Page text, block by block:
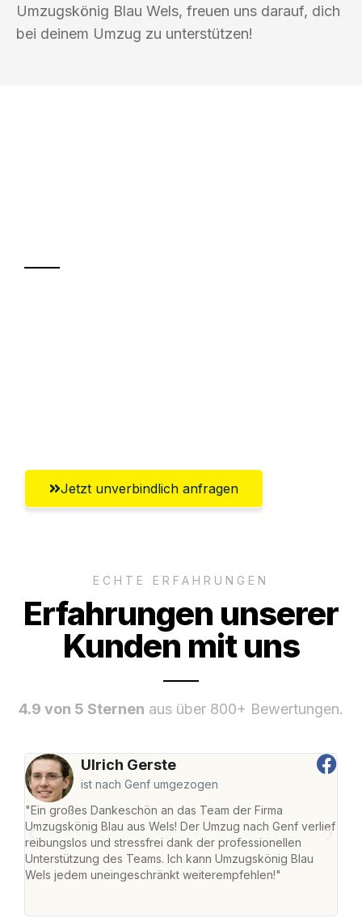
Umzugskönig Blau Wels, freuen uns darauf, dich
bei deinem Umzug zu unterstützen!
Jetzt unverbindlich anfragen
ECHTE ERFAHRUNGEN
Erfahrungen unserer
Kunden mit uns
4.9 von 5 Sternen aus über 800+ Bewertungen.
Ulrich Gerste
ist nach Genf umgezogen
"Ein großes Dankeschön an das Team der Firma
Umzugskönig Blau aus Wels! Der Umzug nach Genf verlief
reibungslos und stressfrei dank der professionellen
Unterstützung des Teams. Ich kann Umzugskönig Blau
Wels jedem uneingeschränkt weiterempfehlen!"